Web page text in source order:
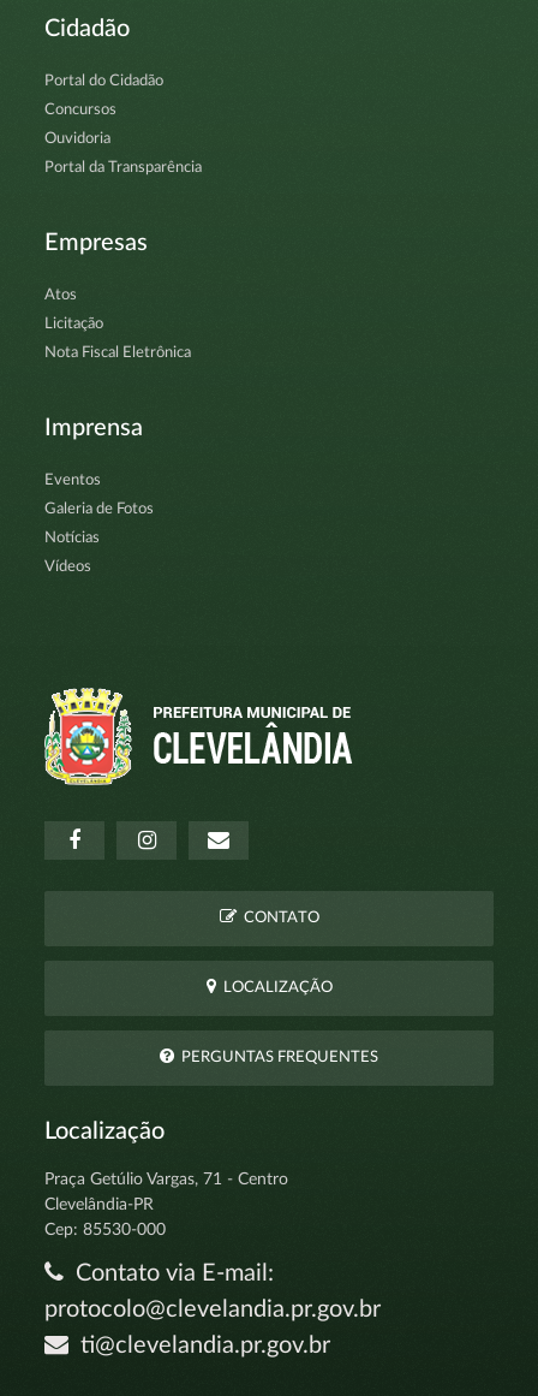
Cidadão
Portal do Cidadão
Concursos
Ouvidoria
Portal da Transparência
Empresas
Atos
Licitação
Nota Fiscal Eletrônica
Imprensa
Eventos
Galeria de Fotos
Notícias
Vídeos
CONTATO
LOCALIZAÇÃO
PERGUNTAS FREQUENTES
Localização
Praça Getúlio Vargas, 71 - Centro
Clevelândia-PR
Cep: 85530-000
Contato via E-mail:
protocolo@clevelandia.pr.gov.br
ti@clevelandia.pr.gov.br